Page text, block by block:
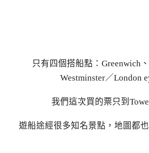
只有四個搭船點：Greenwich、
Westminster／London
我們這次買的票只到
遊船途經很多知名景點，地圖都